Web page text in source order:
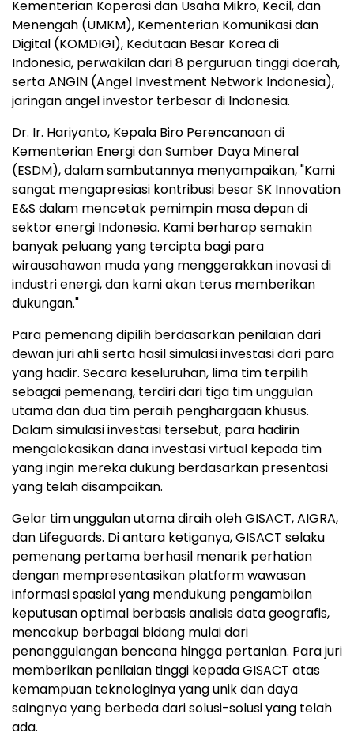
Kementerian Koperasi dan Usaha Mikro, Kecil, dan
Menengah (UMKM), Kementerian Komunikasi dan
Digital (KOMDIGI), Kedutaan Besar Korea di
Indonesia, perwakilan dari 8 perguruan tinggi daerah,
serta ANGIN (Angel Investment Network Indonesia),
jaringan angel investor terbesar di Indonesia.
Dr. Ir. Hariyanto, Kepala Biro Perencanaan di
Kementerian Energi dan Sumber Daya Mineral
(ESDM), dalam sambutannya menyampaikan, "Kami
sangat mengapresiasi kontribusi besar SK Innovation
E&S dalam mencetak pemimpin masa depan di
sektor energi Indonesia. Kami berharap semakin
banyak peluang yang tercipta bagi para
wirausahawan muda yang menggerakkan inovasi di
industri energi, dan kami akan terus memberikan
dukungan."
Para pemenang dipilih berdasarkan penilaian dari
dewan juri ahli serta hasil simulasi investasi dari para
yang hadir. Secara keseluruhan, lima tim terpilih
sebagai pemenang, terdiri dari tiga tim unggulan
utama dan dua tim peraih penghargaan khusus.
Dalam simulasi investasi tersebut, para hadirin
mengalokasikan dana investasi virtual kepada tim
yang ingin mereka dukung berdasarkan presentasi
yang telah disampaikan.
Gelar tim unggulan utama diraih oleh GISACT, AIGRA,
dan Lifeguards. Di antara ketiganya, GISACT selaku
pemenang pertama berhasil menarik perhatian
dengan mempresentasikan platform wawasan
informasi spasial yang mendukung pengambilan
keputusan optimal berbasis analisis data geografis,
mencakup berbagai bidang mulai dari
penanggulangan bencana hingga pertanian. Para juri
memberikan penilaian tinggi kepada GISACT atas
kemampuan teknologinya yang unik dan daya
saingnya yang berbeda dari solusi-solusi yang telah
ada.